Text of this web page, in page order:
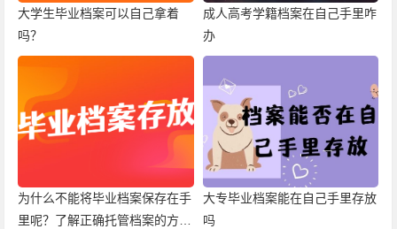
大学生毕业档案可以自己拿着
吗？
成人高考学籍档案在自己手里咋
办
为什么不能将毕业档案保存在手
里呢？了解正确托管档案的方
大专毕业档案能在自己手里存放
吗